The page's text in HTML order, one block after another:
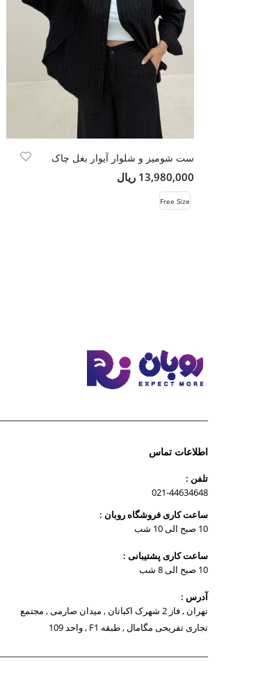
ست شومیز و شلوار آیوار بغل چاک
13,980,000 ریال
Free Size
اطلاعات تماس
تلفن :
021-44634648
ساعت کاری فروشگاه روبان :
10 صبح الی 10 شب
ساعت کاری پشتیبانی :
10 صبح الی 8 شب
آدرس :
تهران , فاز 2 شهرک اکباتان , میدان صارمی , مجتمع
تجاری تفریحی مگامال , طبقه F1 , واحد 109